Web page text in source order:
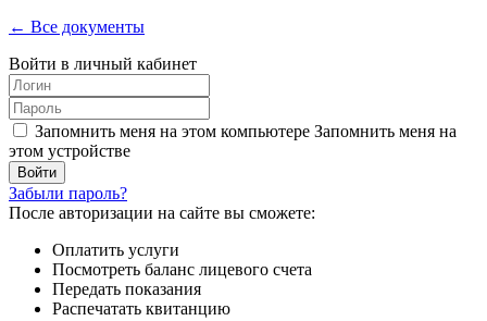
← Все документы
Войти в личный кабинет
Запомнить меня на этом компьютере Запомнить меня на
этом устройстве
Забыли пароль?
После авторизации на сайте вы сможете:
Оплатить услуги
Посмотреть баланс лицевого счета
Передать показания
Распечатать квитанцию